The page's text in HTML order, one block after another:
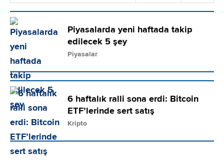
Piyasalarda yeni haftada takip
edilecek 5 şey
Piyasalar
6 haftalık ralli sona erdi: Bitcoin
ETF’lerinde sert satış
Kripto